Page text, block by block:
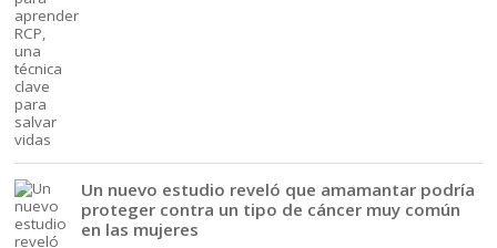
Un nuevo estudio reveló que amamantar podría
proteger contra un tipo de cáncer muy común
en las mujeres